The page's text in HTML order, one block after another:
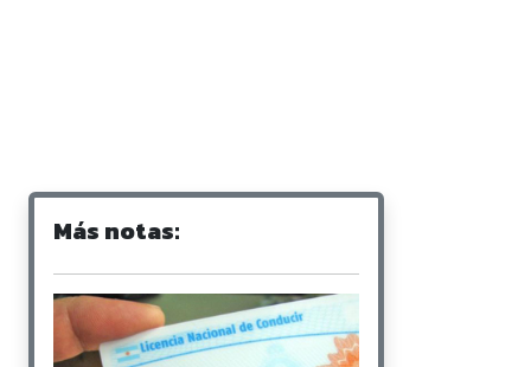
Más notas: